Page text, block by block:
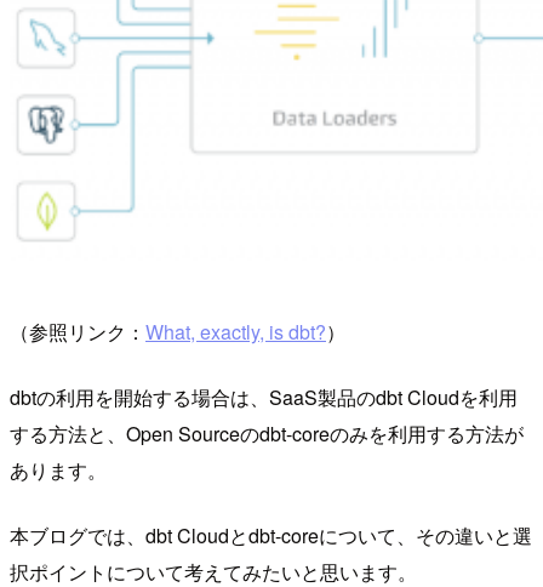
（参照リンク： What, exactly, is dbt?）
dbtの利用を開始する場合は、SaaS製品のdbt Cloudを利用
する方法と、Open Sourceのdbt-coreのみを利用する方法が
あります。
本ブログでは、dbt Cloudとdbt-coreについて、その違いと選
択ポイントについて考えてみたいと思います。